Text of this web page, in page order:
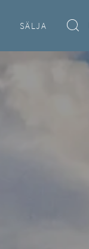
SÄLJA